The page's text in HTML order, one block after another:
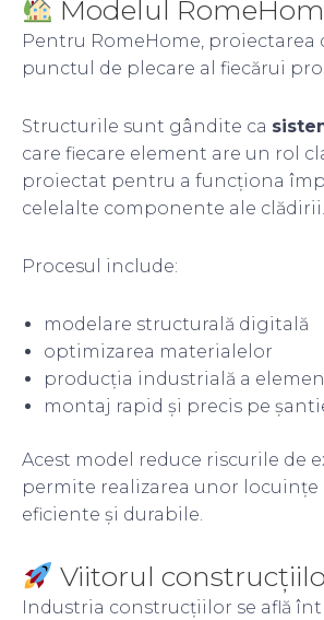
Modelul
Pentru RomeHome, proiectarea
punctul de plecare al fiecărui
Structurile sunt gândite ca
care fiecare element are un rol
proiectat pentru a funcționa
celelalte componente ale clădirii.
Procesul include:
modelare structurală digitală
optimizarea materialelor
producția industrială a
montaj rapid și precis pe
Acest model reduce riscurile de
permite realizarea unor locuințe
eficiente și durabile.
Viitorul
Industria construcțiilor se află